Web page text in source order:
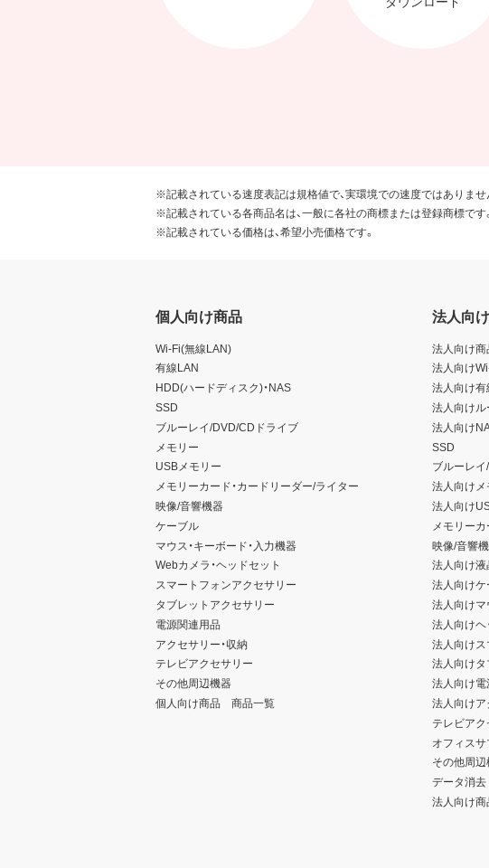
※記載されている速度表記は規格値で、実環境での速度ではありませ
※記載されている各商品名は、一般に各社の商標または登録商標です
※記載されている価格は、希望小売価格です。
個人向け商品
Wi-Fi(無線LAN)
有線LAN
HDD(ハードディスク)・NAS
SSD
ブルーレイ/DVD/CDドライブ
メモリー
USBメモリー
メモリーカード・カードリーダー/ライター
映像/音響機器
ケーブル
マウス・キーボード・入力機器
Webカメラ・ヘッドセット
スマートフォンアクセサリー
タブレットアクセサリー
電源関連用品
アクセサリー・収納
テレビアクセサリー
その他周辺機器
個人向け商品 商品一覧
法人向
法人向け
法人向け
法人向け
法人向けル
法人向け
SSD
ブルーレ
法人向けメ
法人向け
メモリー
映像/音響
法人向け
法人向け
法人向けマ
法人向けヘ
法人向け
法人向け
法人向け
法人向けア
テレビア
オフィスサ
その他周
データ消去
法人向け